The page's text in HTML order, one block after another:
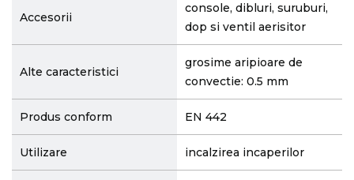
Accesorii
console, dibluri, suruburi,
dop si ventil aerisitor
Alte caracteristici
grosime aripioare de
convectie: 0.5 mm
Produs conform EN 442
Utilizare incalzirea incaperilor